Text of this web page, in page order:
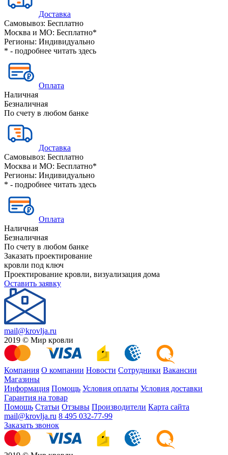
Доставка
Самовывоз: Бесплатно
Москва и МО: Бесплатно*
Регионы: Индивидуально
* - подробнее читать здесь
Оплата
Наличная
Безналичная
По счету в любом банке
Доставка
Самовывоз: Бесплатно
Москва и МО: Бесплатно*
Регионы: Индивидуально
* - подробнее читать здесь
Оплата
Наличная
Безналичная
По счету в любом банке
Заказать проектирование
кровли под ключ
Проектирование кровли, визуализация дома
Оставить заявку
mail@krovlja.ru
2019 © Мир кровли
Компания О компании Новости Сотрудники Вакансии
Магазины
Информация Помощь Условия оплаты Условия доставки
Гарантия на товар
Помощь Статьи Отзывы Производители Карта сайта
mail@krovlja.ru 8 495 032-77-99
Заказать звонок